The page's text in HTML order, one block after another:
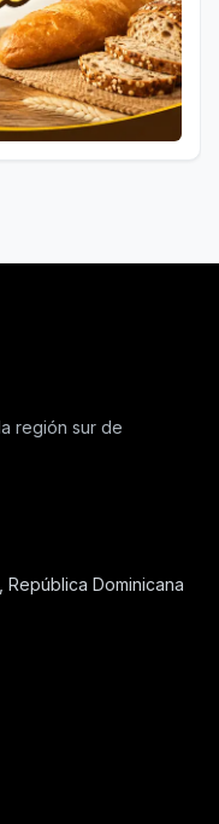
región sur de
Dominicana